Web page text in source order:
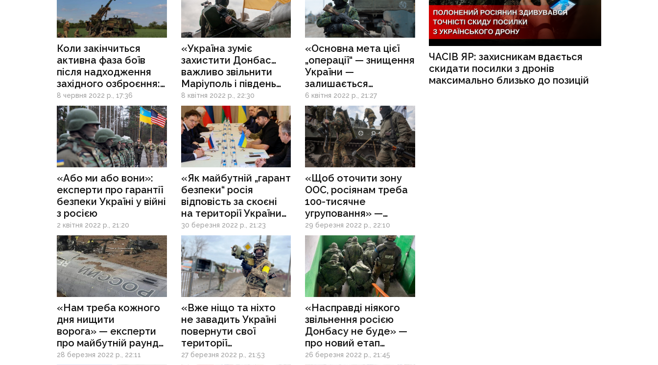
Коли закінчиться
активна фаза боїв
після надходження
західного озброєння:
думка експерта
8 червня 2022 р., 17:36
«Україна зуміє
захистити Донбас…
важливо звільнити
Маріуполь і південь
України», — Бутусов
про подальші
військові дії
8 квітня 2022 р., 22:30
«Основна мета цієї
„операції“ — знищення
України —
залишається
незмінною»: експерти
про плани та ресурси
ворога
6 квітня 2022 р., 21:27
«Або ми або вони»:
експерти про гарантії
безпеки Україні у війні
з росією
2 квітня 2022 р., 21:20
«Як майбутній „гарант
безпеки“ росія
відповість за скоєні
на території України
воєнні злочини?» —
експерти про
переговори
в Стамбулі
30 березня 2022 р., 21:23
«Щоб оточити зону
ООС, росіянам треба
100-тисячне
угруповання» —
військовий експерт
про ресурси рф
29 березня 2022 р., 22:10
«Нам треба кожного
дня нищити
ворога» — експерти
про майбутній раунд
переговорів
28 березня 2022 р., 22:11
«Вже ніщо та ніхто
не завадить Україні
повернути свої
території
на Донбасі», —
27 березня 2022 р., 21:53
«Насправді ніякого
звільнення росією
Донбасу не буде» —
про новий етап
російської агресії
26 березня 2022 р., 21:45
ЧАСІВ ЯР: захисникам вдається
скидати посилки з дронів
максимально близько до позицій